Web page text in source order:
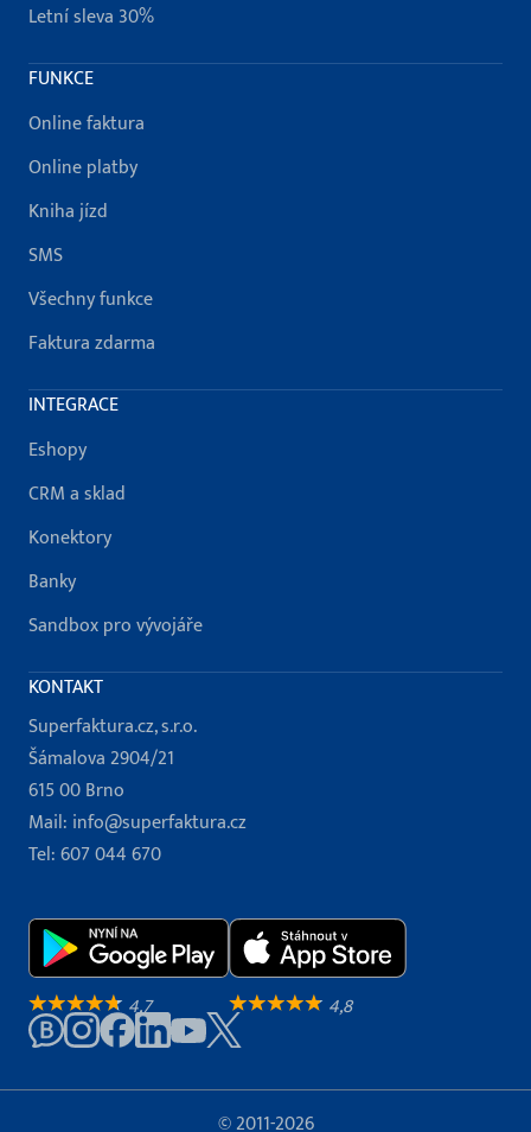
Letní sleva 30%
FUNKCE
Online faktura
Online platby
Kniha jízd
SMS
Všechny funkce
Faktura zdarma
INTEGRACE
Eshopy
CRM a sklad
Konektory
Banky
Sandbox pro vývojáře
KONTAKT
Superfaktura.cz, s.r.o.
Šámalova 2904/21
615 00 Brno
Mail: info@superfaktura.cz
Tel:607 044 670
4,7 4,8
© 2011-2026